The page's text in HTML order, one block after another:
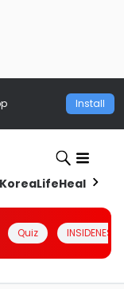
Install
KoreaLifeHealth
Quiz INSIDENESIA